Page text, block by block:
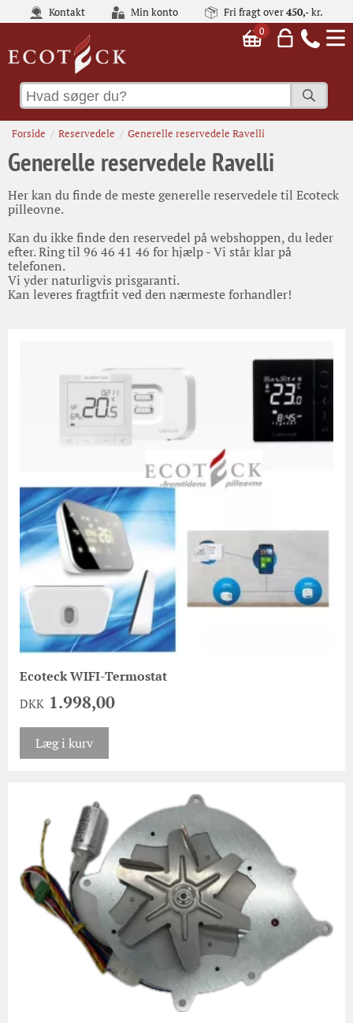
Kontakt Min konto Fri fragt over450,-kr.
0
Forside Reservedele Generelle reservedele Ravelli
Generelle reservedele Ravelli
Her kan du finde de meste generelle reservedele til Ecoteck
pilleovne.
Kan du ikke finde den reservedel på webshoppen, du leder
efter. Ring til 96 46 41 46 for hjælp - Vi står klar på
telefonen.
Vi yder naturligvis prisgaranti.
Kan leveres fragtfrit ved den nærmeste forhandler!
Ecoteck WIFI-Termostat
DKK 1.998,00
Læg i kurv